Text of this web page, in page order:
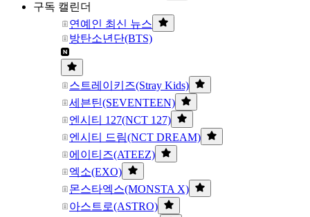
구독 캘린더
연예인 최신 뉴스
방탄소년단(BTS)
스트레이키즈(Stray Kids)
세븐틴(SEVENTEEN)
엔시티 127(NCT 127)
엔시티 드림(NCT DREAM)
에이티즈(ATEEZ)
엑소(EXO)
몬스타엑스(MONSTA X)
아스트로(ASTRO)